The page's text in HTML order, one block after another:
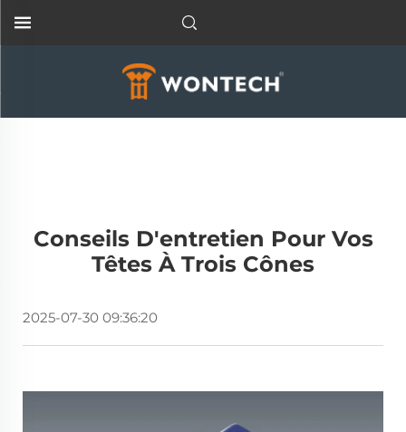
Conseils D'entretien Pour Vos
Têtes À Trois Cônes
2025-07-30 09:36:20